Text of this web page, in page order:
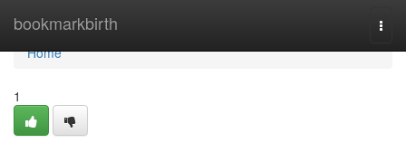
bookmarkbirth
Home
Home
1